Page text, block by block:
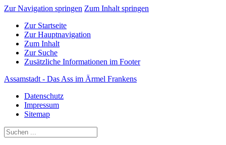
Zur Navigation springen Zum Inhalt springen
Zur Startseite
Zur Hauptnavigation
Zum Inhalt
Zur Suche
Zusätzliche Informationen im Footer
Assamstadt - Das Ass im Ärmel Frankens
Datenschutz
Impressum
Sitemap